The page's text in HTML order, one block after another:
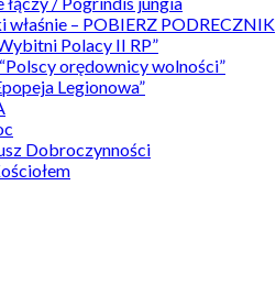
właśnie – POBIERZ PODRECZNIK
Polacy II RP”
orędownicy wolności”
Legionowa”
Dobroczynności